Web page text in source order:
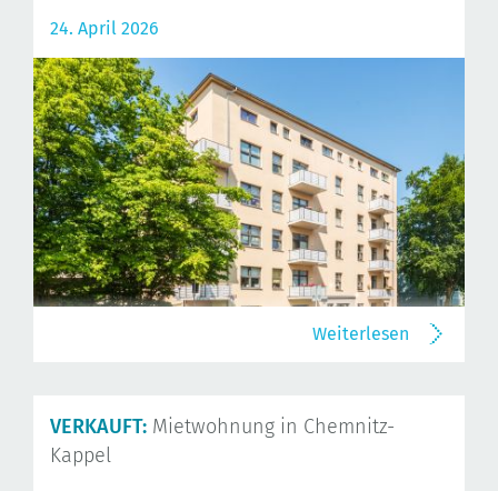
24. April 2026
Weiterlesen
VERKAUFT: Mietwohnung in Chemnitz-
Kappel